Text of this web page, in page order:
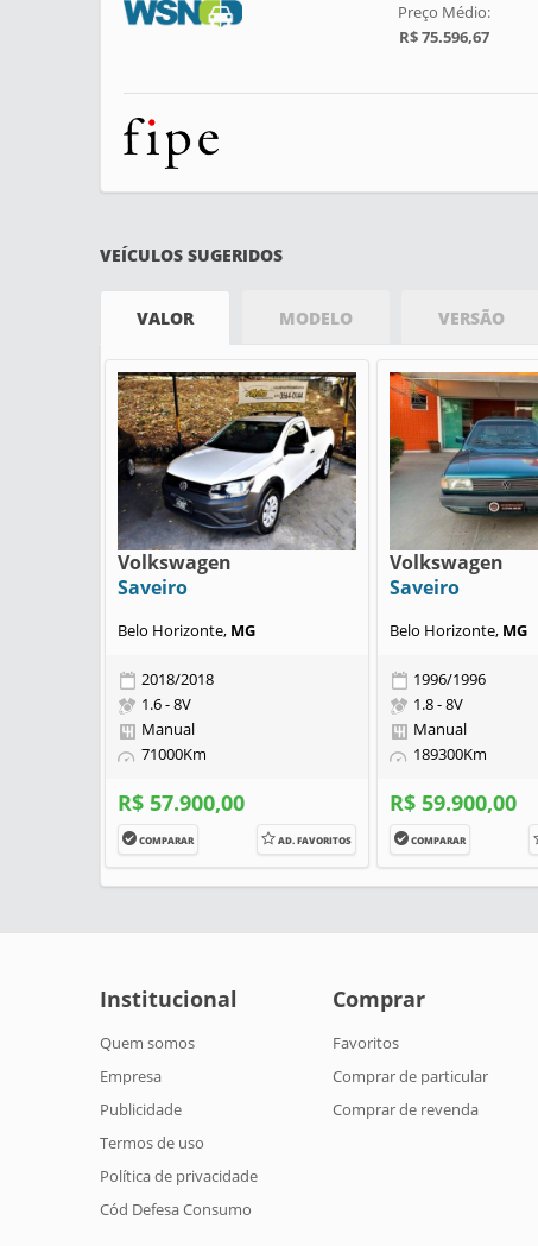
Preço Médio:
R$ 75.596,67
VEÍCULOS SUGERIDOS
VALOR MODELO VERSÃO
Volkswagen
Saveiro
Belo Horizonte, MG
2018/2018
1.6 - 8V
Manual
71000Km
R$ 57.900,00
COMPARAR AD. FAVORITOS
Volkswagen
Saveiro
Belo Horizonte, MG
1996/1996
1.8 - 8V
Manual
189300Km
R$ 59.900,00
COMPARAR
Institucional
Quem somos
Empresa
Publicidade
Termos de uso
Política de privacidade
Cód Defesa Consumo
Comprar
Favoritos
Comprar de particular
Comprar de revenda